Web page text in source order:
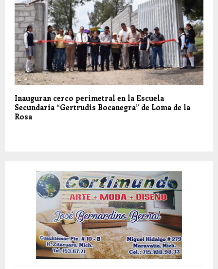
Inauguran cerco perimetral en la Escuela
Secundaria “Gertrudis Bocanegra” de Loma de la
Rosa